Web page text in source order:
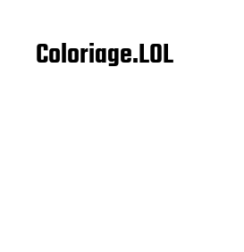
Coloriage.LOL